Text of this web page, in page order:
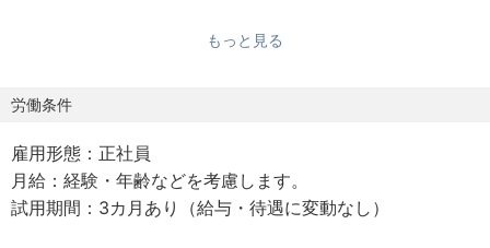
・設備トラブル発生時の原因調査および復旧対応
・必要に応じた設備改善・安定稼働に向けた対応
〈対象設備例〉
・コンベヤライン
・垂直搬送機
もっと見る
労働条件
雇用形態：正社員
月給：経験・年齢などを考慮します。
試用期間：3カ月あり（給与・待遇に変動なし）